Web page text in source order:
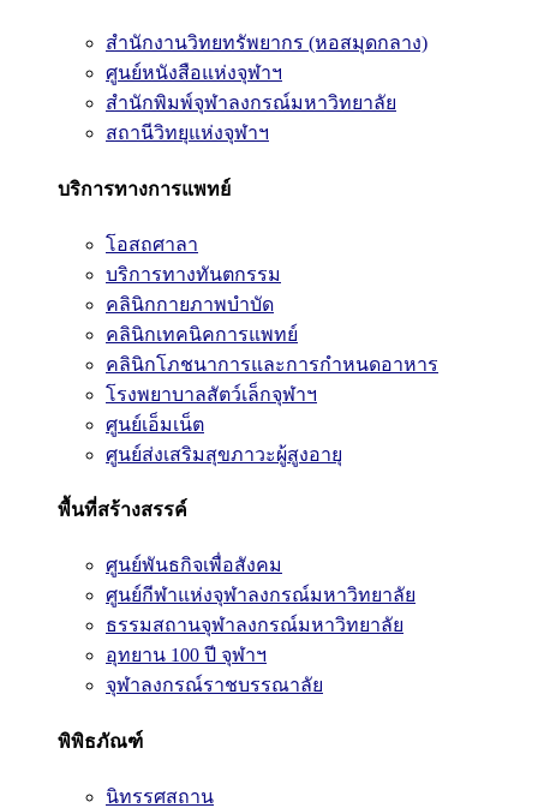
สำนักงานวิทยทรัพยากร (หอสมุดกลาง)
ศูนย์หนังสือแห่งจุฬาฯ
สำนักพิมพ์จุฬาลงกรณ์มหาวิทยาลัย
สถานีวิทยุแห่งจุฬาฯ
บริการทางการแพทย์
โอสถศาลา
บริการทางทันตกรรม
คลินิกกายภาพบำบัด
คลินิกเทคนิคการแพทย์
คลินิกโภชนาการและการกำหนดอาหาร
โรงพยาบาลสัตว์เล็กจุฬาฯ
ศูนย์เอ็มเน็ต
ศูนย์ส่งเสริมสุขภาวะผู้สูงอายุ
พื้นที่สร้างสรรค์
ศูนย์พันธกิจเพื่อสังคม
ศูนย์กีฬาแห่งจุฬาลงกรณ์มหาวิทยาลัย
ธรรมสถานจุฬาลงกรณ์มหาวิทยาลัย
อุทยาน 100 ปี จุฬาฯ
จุฬาลงกรณ์ราชบรรณาลัย
พิพิธภัณฑ์
นิทรรศสถาน